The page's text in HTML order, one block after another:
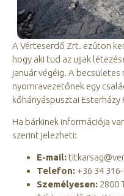
A Vérteserdő Zrt. ezúton
hogy aki tud az ujjak
január végéig. A
nyomravezetőnek egy
kőhányáspusztai Esterházy
Ha bárkinek információja
szerint jelezheti:
E-mail:
Telefon: +36 34
Személyesen: 2800